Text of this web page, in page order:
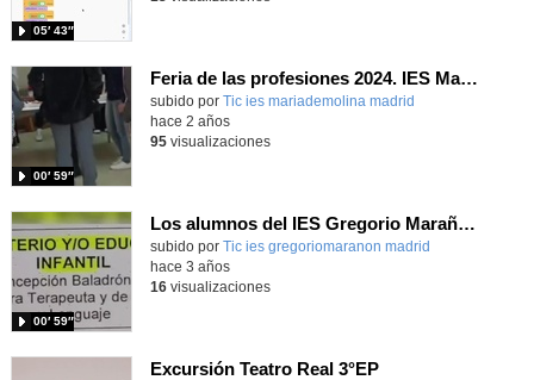
05′ 43″
Feria de las profesiones 2024. IES María de Molina
subido por Tic ies mariademolina madrid
00′ 59″
hace 2 años
95visualizaciones
Los alumnos del IES Gregorio Marañón asisten con mucho interés a la jornada "Descubre tu vocación
Contenido educativo.
subido por Tic ies gregoriomaranon madrid
00′ 59″
hace 3 años
16visualizaciones
Excursión Teatro Real 3°EP